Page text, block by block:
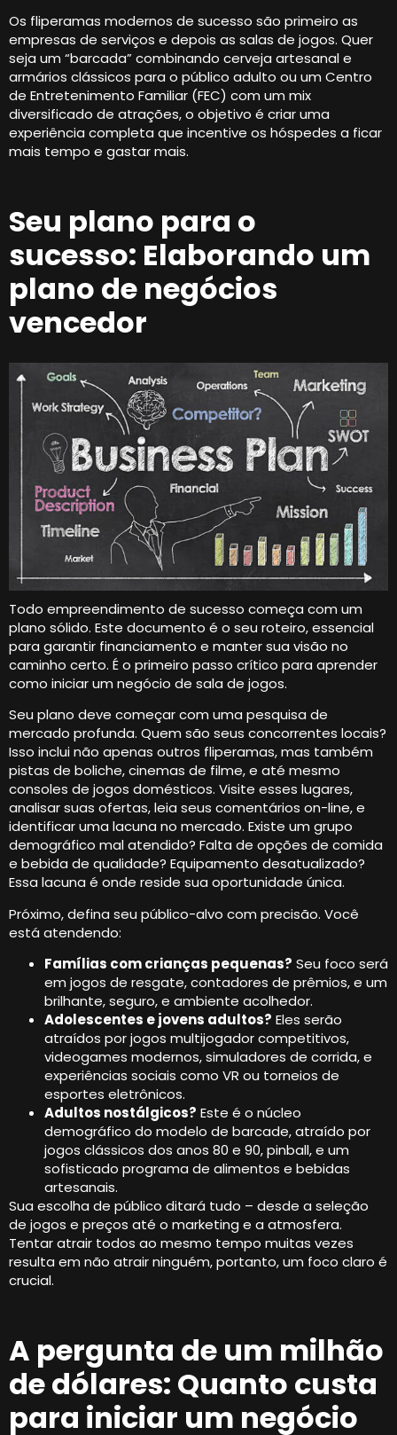
Os fliperamas modernos de sucesso são primeiro as
empresas de serviços e depois as salas de jogos. Quer
seja um “barcada” combinando cerveja artesanal e
armários clássicos para o público adulto ou um Centro
de Entretenimento Familiar (FEC) com um mix
diversificado de atrações, o objetivo é criar uma
experiência completa que incentive os hóspedes a ficar
mais tempo e gastar mais.
Seu plano para o
sucesso: Elaborando um
plano de negócios
vencedor
Todo empreendimento de sucesso começa com um
plano sólido. Este documento é o seu roteiro, essencial
para garantir financiamento e manter sua visão no
caminho certo. É o primeiro passo crítico para aprender
como iniciar um negócio de sala de jogos.
Seu plano deve começar com uma pesquisa de
mercado profunda. Quem são seus concorrentes locais?
Isso inclui não apenas outros fliperamas, mas também
pistas de boliche, cinemas de filme, e até mesmo
consoles de jogos domésticos. Visite esses lugares,
analisar suas ofertas, leia seus comentários on-line, e
identificar uma lacuna no mercado. Existe um grupo
demográfico mal atendido? Falta de opções de comida
e bebida de qualidade? Equipamento desatualizado?
Essa lacuna é onde reside sua oportunidade única.
Próximo, defina seu público-alvo com precisão. Você
está atendendo:
Famílias com crianças pequenas? Seu foco será
em jogos de resgate, contadores de prêmios, e um
brilhante, seguro, e ambiente acolhedor.
Adolescentes e jovens adultos? Eles serão
atraídos por jogos multijogador competitivos,
videogames modernos, simuladores de corrida, e
experiências sociais como VR ou torneios de
esportes eletrônicos.
Adultos nostálgicos? Este é o núcleo
demográfico do modelo de barcade, atraído por
jogos clássicos dos anos 80 e 90, pinball, e um
sofisticado programa de alimentos e bebidas
artesanais.
Sua escolha de público ditará tudo – desde a seleção
de jogos e preços até o marketing e a atmosfera.
Tentar atrair todos ao mesmo tempo muitas vezes
resulta em não atrair ninguém, portanto, um foco claro é
crucial.
A pergunta de um milhão
de dólares: Quanto custa
para iniciar um negócio